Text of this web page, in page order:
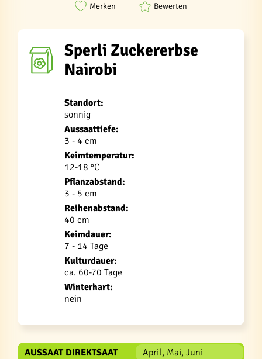
Merken Bewerten
Sperli Zuckererbse
Nairobi
Standort:
sonnig
Aussaattiefe:
3 - 4 cm
Keimtemperatur:
12-18 °C
Pflanzabstand:
3 - 5 cm
Reihenabstand:
40 cm
Keimdauer:
7 - 14 Tage
Kulturdauer:
ca. 60-70 Tage
Winterhart:
nein
AUSSAAT DIREKTSAAT April, Mai, Juni